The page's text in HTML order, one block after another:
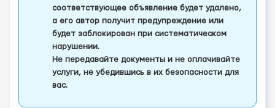
соответствующее объявление будет удалено,
а его автор получит предупреждение или
будет заблокирован при систематическом
нарушении.
Не передавайте документы и не оплачивайте
услуги, не убедившись в их безопасности для
вас.